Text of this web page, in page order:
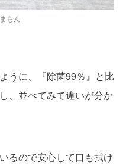
もん
うに、『除菌99％』と比
、並べてみて違いが分か
るので安心して口も拭け